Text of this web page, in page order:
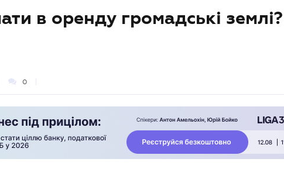
в оренду громадські землі?
0